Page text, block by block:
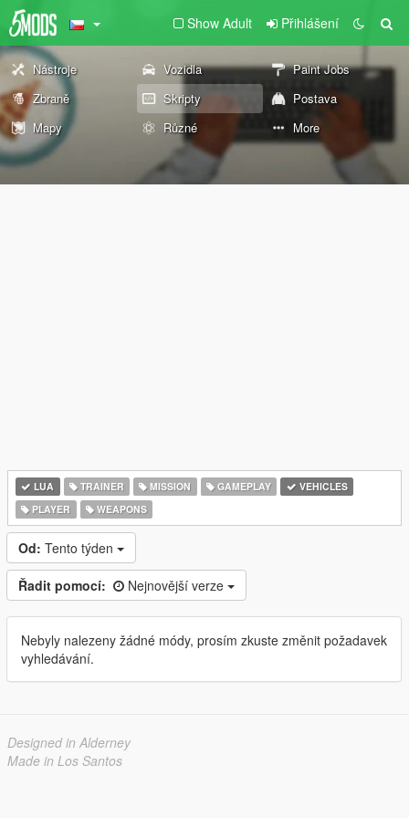
Show Adult Přihlášení
Nástroje Vozidla
Paint Jobs
Zbraně
Skripty
Postava
Mapy
Různé More
LUA TRAINER MISSION GAMEPLAY
VEHICLES
PLAYER
WEAPONS
Od: Tento týden
Řadit pomocí: Nejnovější verze
Nebyly nalezeny žádné módy, prosím zkuste změnit požadavek
vyhledávání.
Designed in Alderney
Made in Los Santos